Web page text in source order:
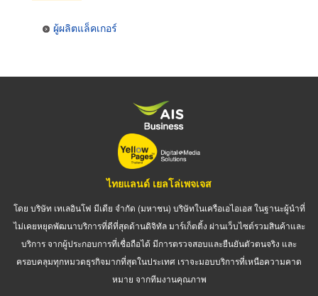
ผู้ผลิตแล็คเกอร์
ไทยแลนด์ เยลโล่เพจเจส
โดย บริษัท เทเลอินโฟ มีเดีย จำกัด (มหาชน) บริษัทในเครือเอไอเอส ในฐานะผู้นำที่
ไม่เคยหยุดพัฒนาบริการที่ดีที่สุดด้านดิจิทัล มาร์เก็ตติ้ง ผ่านเว็บไซต์รวมสินค้าและ
บริการ จากผู้ประกอบการที่เชื่อถือได้ มีการตรวจสอบและยืนยันตัวตนจริง และ
ครอบคลุมทุกหมวดธุรกิจมากที่สุดในประเทศ เราจะมอบบริการที่เหนือความคาด
หมาย จากทีมงานคุณภาพ